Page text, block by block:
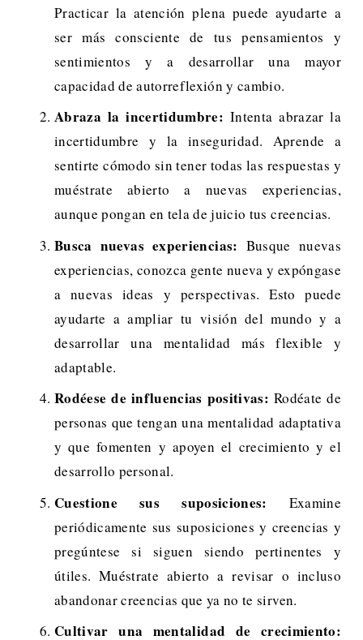
Practicar la atención plena puede ayudarte a
ser más consciente de tus pensamientos y
sentimientos y a desarrollar una mayor
capacidad de autorreflexión y cambio.
Abraza la incertidumbre: Intenta abrazar la
incertidumbre y la inseguridad. Aprende a
sentirte cómodo sin tener todas las respuestas y
muéstrate abierto a nuevas experiencias,
aunque pongan en tela de juicio tus creencias.
Busca nuevas experiencias: Busque nuevas
experiencias, conozca gente nueva y expóngase
a nuevas ideas y perspectivas. Esto puede
ayudarte a ampliar tu visión del mundo y a
desarrollar una mentalidad más flexible y
adaptable.
Rodéese de influencias positivas: Rodéate de
personas que tengan una mentalidad adaptativa
y que fomenten y apoyen el crecimiento y el
desarrollo personal.
Cuestione sus suposiciones: Examine
periódicamente sus suposiciones y creencias y
pregúntese si siguen siendo pertinentes y
útiles. Muéstrate abierto a revisar o incluso
abandonar creencias que ya no te sirven.
Cultivar una mentalidad de crecimiento: